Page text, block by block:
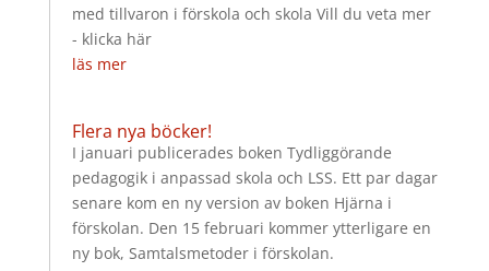
med tillvaron i förskola och skola Vill du veta mer
- klicka här
läs mer
Flera nya böcker!
I januari publicerades boken Tydliggörande
pedagogik i anpassad skola och LSS. Ett par dagar
senare kom en ny version av boken Hjärna i
förskolan. Den 15 februari kommer ytterligare en
ny bok, Samtalsmetoder i förskolan.